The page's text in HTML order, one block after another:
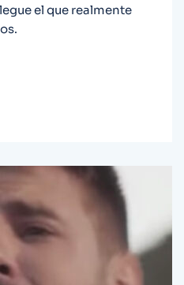
el que realmente